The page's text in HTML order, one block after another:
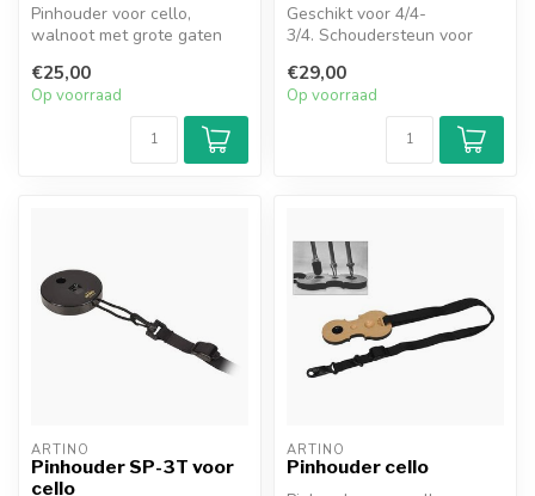
Pinhouder voor cello,
walnoot met grote gaten
met st...
€25,00
Op voorraad
Geschikt voor 4/4-
3/4. Schoudersteun voor
van gevlam...
€29,00
Op voorraad
ARTINO
Pinhouder SP-3T voor
cello
ARTINO
Pinhouder cello